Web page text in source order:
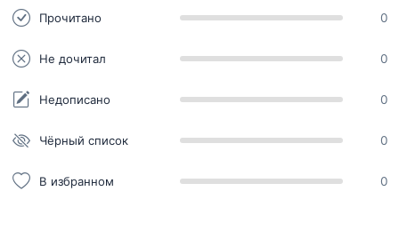
Прочитано 0
Не дочитал 0
Недописано 0
Чёрный список 0
В избранном 0